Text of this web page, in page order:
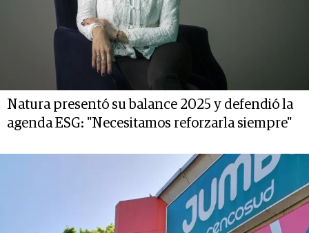
Natura presentó su balance 2025 y defendió la
agenda ESG: "Necesitamos reforzarla siempre"